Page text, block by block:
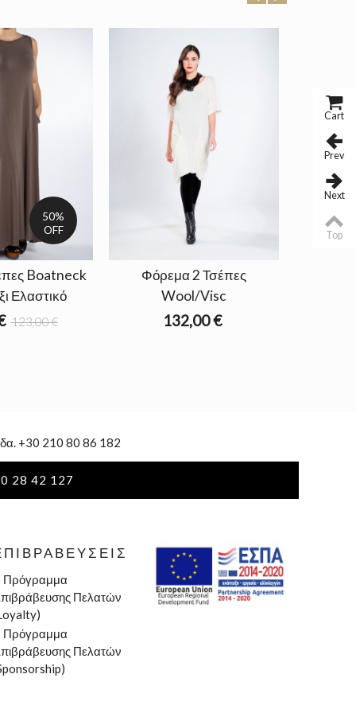
50%
OFF
Boatneck
Ελαστικό
123,00 €
Φόρεμα 2 Τσέπες
Wool/Visc
132,00 €
+30 210 80 86 182
28 42 127
Πρόγραμμα
Πελατών
Πρόγραμμα
Πελατών
Cart
Prev
Next
Top